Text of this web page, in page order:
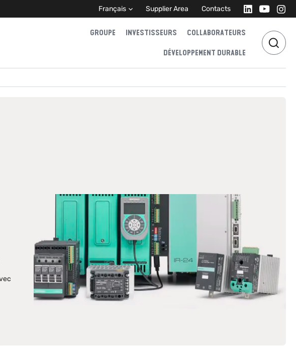
Français Supplier Area Contacts
GROUPE INVESTISSEURS COLLABORATEURS
DÉVELOPPEMENT DURABLE